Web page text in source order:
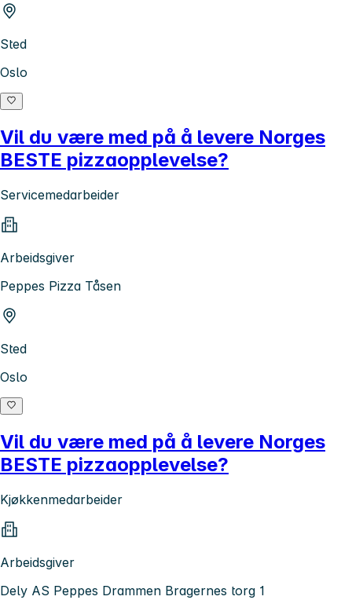
Sted
Oslo
Vil du være med på å levere Norges
BESTE pizzaopplevelse?
Servicemedarbeider
Arbeidsgiver
Peppes Pizza Tåsen
Sted
Oslo
Vil du være med på å levere Norges
BESTE pizzaopplevelse?
Kjøkkenmedarbeider
Arbeidsgiver
Dely AS Peppes Drammen Bragernes torg 1